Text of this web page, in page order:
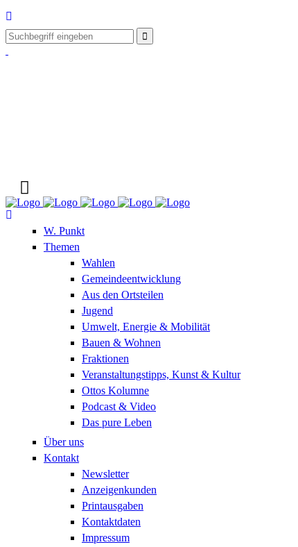
W. Punkt
Themen
Wahlen
Gemeindeentwicklung
Aus den Ortsteilen
Jugend
Umwelt, Energie & Mobilität
Bauen & Wohnen
Fraktionen
Veranstaltungstipps, Kunst & Kultur
Ottos Kolumne
Podcast & Video
Das pure Leben
Über uns
Kontakt
Newsletter
Anzeigenkunden
Printausgaben
Kontaktdaten
Impressum